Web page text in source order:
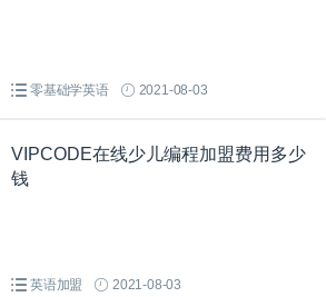
零基础学英语 2021-08-03
VIPCODE在线少儿编程加盟费用多少
钱
英语加盟 2021-08-03